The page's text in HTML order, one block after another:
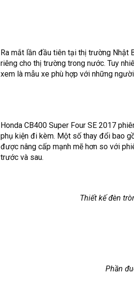
Ra mắt lần đầu tiên tại thị trường Nhật
riêng cho thị trường trong nước. Tuy
xem là mẫu xe phù hợp với những
Honda CB400 Super Four SE 2017
phụ kiện đi kèm. Một số thay đổi bao
được nâng cấp mạnh mẽ hơn so với
trước và sau.
Thiết kế đèn
Phần